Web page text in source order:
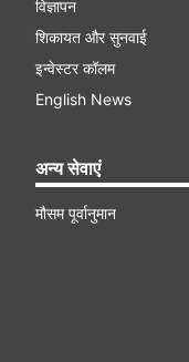
विज्ञापन
शिकायत और सुनवाई
इन्वेस्टर कॉलम
English News
अन्य सेवाएं
मौसम पूर्वानुमान